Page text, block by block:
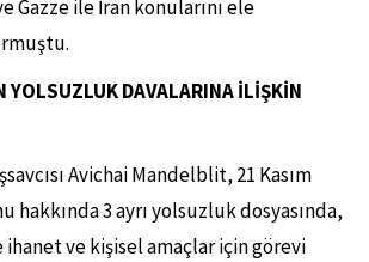
Gazze ile İran konularını ele
YOLSUZLUK DAVALARINA İLİŞKİN
Avichai Mandelblit, 21 Kasım
hakkında 3 ayrı yolsuzluk dosyasında,
ve kişisel amaçlar için görevi